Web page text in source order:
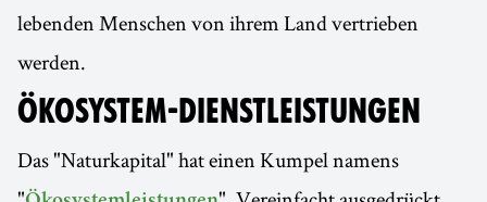
lebenden Menschen von ihrem Land vertrieben
werden.
ÖKOSYSTEM-DIENSTLEISTUNGEN
Das "Naturkapital" hat einen Kumpel namens